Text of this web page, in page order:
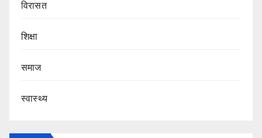
‍‍विरासत
शिक्षा
समाज
स्वास्थ्य